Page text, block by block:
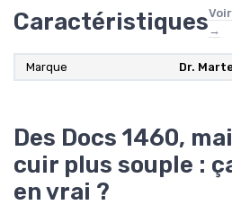
Caractéristiques →
Marque Dr.
Des Docs 1460,
cuir plus souple :
en vrai ?